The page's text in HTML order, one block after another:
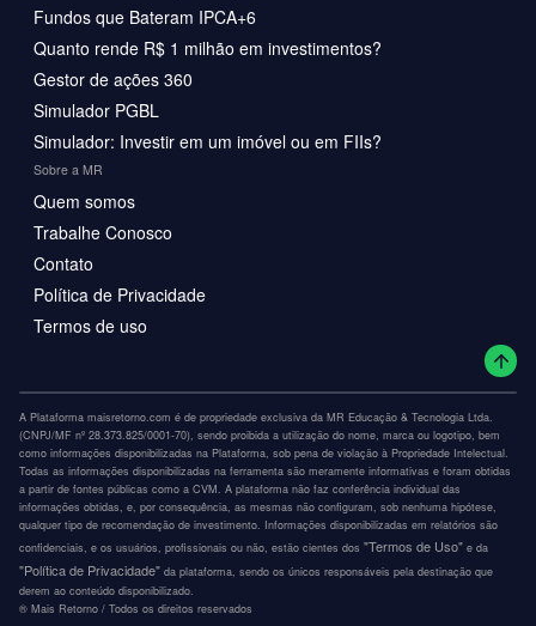
Fundos que Bateram IPCA+6
Quanto rende R$ 1 milhão em investimentos?
Gestor de ações 360
Simulador PGBL
Simulador: Investir em um imóvel ou em FIIs?
Sobre a MR
Quem somos
Trabalhe Conosco
Contato
Política de Privacidade
Termos de uso
A Plataforma maisretorno.com é de propriedade exclusiva da MR Educação & Tecnologia Ltda.
(CNPJ/MF nº 28.373.825/0001-70), sendo proibida a utilização do nome, marca ou logotipo, bem
como informações disponibilizadas na Plataforma, sob pena de violação à Propriedade Intelectual.
Todas as informações disponibilizadas na ferramenta são meramente informativas e foram obtidas
a partir de fontes públicas como a CVM. A plataforma não faz conferência individual das
informações obtidas, e, por consequência, as mesmas não configuram, sob nenhuma hipótese,
qualquer tipo de recomendação de investimento. Informações disponibilizadas em relatórios são
confidenciais, e os usuários, profissionais ou não, estão cientes dos "Termos de Uso" e da
"Política de Privacidade" da plataforma, sendo os únicos responsáveis pela destinação que
derem ao conteúdo disponibilizado.
®️ Mais Retorno / Todos os direitos reservados